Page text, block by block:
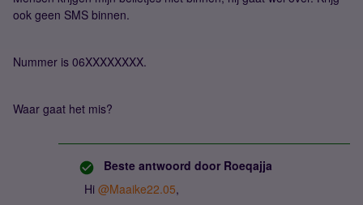
ook geen SMS binnen.
Nummer is 06XXXXXXXX.
Waar gaat het mis?
Beste antwoord door Roeqajja
Hi ​ @Maaike22.05,